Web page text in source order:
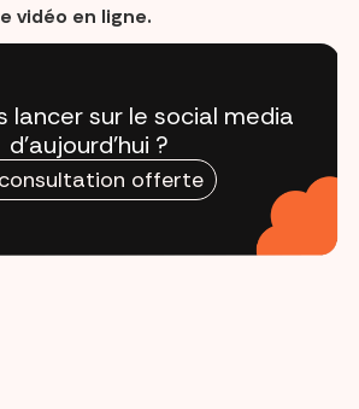
vidéo en ligne.
lancer sur le social media
d'aujourd'hui ?
offerte